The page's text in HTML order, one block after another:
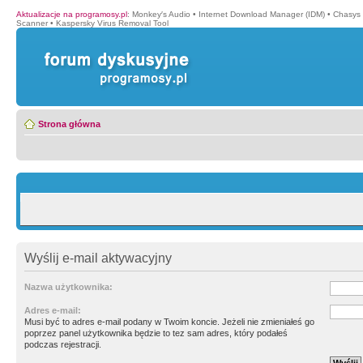
Aktualizacje na programosy.pl: Monkey′s Audio • Internet Download Manager (IDM) • Chasys
Scanner • Kaspersky Virus Removal Tool
Strona główna
Wyślij e-mail aktywacyjny
Nazwa użytkownika:
Adres e-mail:
Musi być to adres e-mail podany w Twoim koncie. Jeżeli nie zmieniałeś go
poprzez panel użytkownika będzie to tez sam adres, który podałeś
podczas rejestracji.